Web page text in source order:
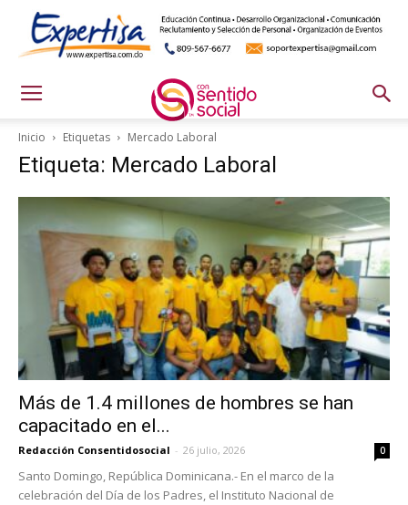
Inicio Etiquetas Mercado Laboral
Etiqueta: Mercado Laboral
Más de 1.4 millones de hombres se han
capacitado en el...
Redacción Consentidosocial - 26 julio, 2026 0
Santo Domingo, República Dominicana.- En el marco de la
celebración del Día de los Padres, el Instituto Nacional de